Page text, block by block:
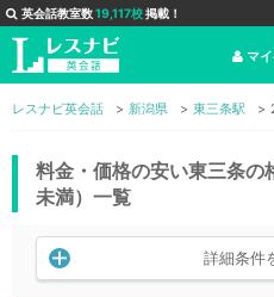
英会話教室数19,117校掲載！
マ
レスナビ英会話 新潟県 東三条駅
料金・価格の安い東三条
未満）一覧
詳細条件